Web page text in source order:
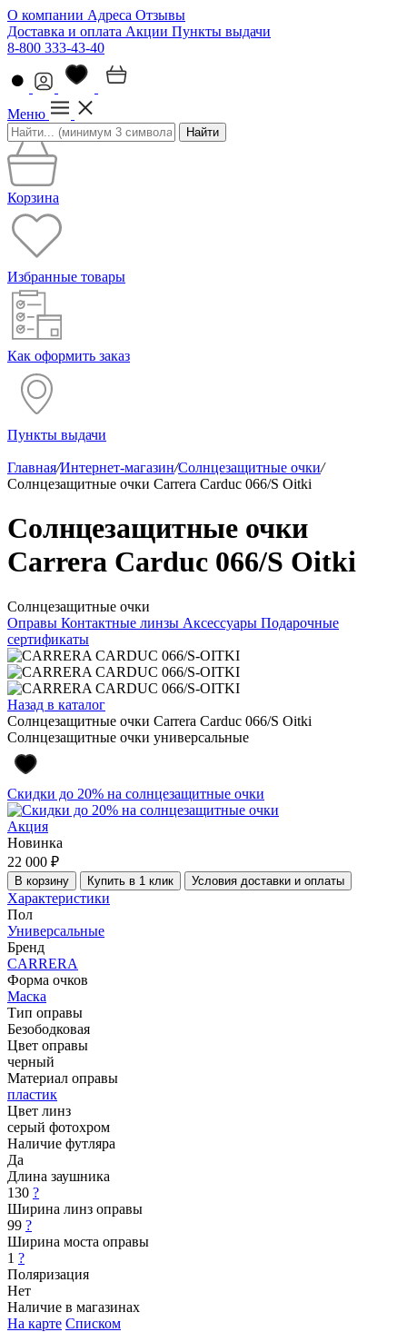
О компании Адреса Отзывы
Доставка и оплата Акции Пункты выдачи
8-800 333-43-40
Меню
Найти
Корзина
Избранные товары
Как оформить заказ
Пункты выдачи
Главная/Интернет-магазин/Солнцезащитные очки/
Солнцезащитные очки Carrera Carduc 066/S Oitki
Солнцезащитные очки
Carrera Carduc 066/S Oitki
Солнцезащитные очки
Оправы Контактные линзы Аксессуары Подарочные
сертификаты
Назад в каталог
Солнцезащитные очки Carrera Carduc 066/S Oitki
Солнцезащитные очки универсальные
Скидки до 20% на солнцезащитные очки
Акция
Новинка
22 000 ₽
В корзину Купить в 1 клик Условия доставки и оплаты
Характеристики
Пол
Универсальные
Бренд
CARRERA
Форма очков
Маска
Тип оправы
Безободковая
Цвет оправы
черный
Материал оправы
пластик
Цвет линз
серый фотохром
Наличие футляра
Да
Длина заушника
130 ?
Ширина линз оправы
99 ?
Ширина моста оправы
1 ?
Поляризация
Нет
Наличие в магазинах
На карте Списком